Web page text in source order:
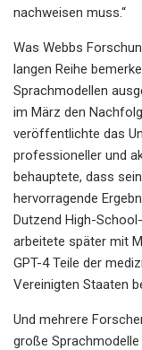
nachweisen muss.“
Was Webbs
langen Reihe
Sprachmodellen
im März den
veröffentlichte das
professioneller und
behauptete, dass
hervorragende
Dutzend High-
arbeitete später mit
GPT-4 Teile der
Vereinigten Staaten
Und mehrere
große